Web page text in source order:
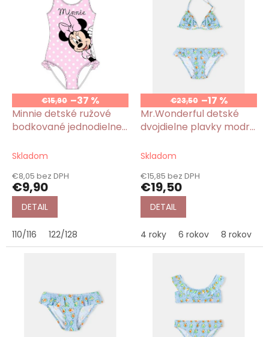
u €15,90 –37 %
Minnie detské ružové
bodkované jednodielne
Skladom
€8,05 bez DPH
€9,90
DETAIL
110/116 122/128
€23,50 –17 %
Mr.Wonderful detské
dvojdielne plavky modré
Skladom
€15,85 bez DPH
€19,50
DETAIL
4 roky 6 rokov 8 rokov